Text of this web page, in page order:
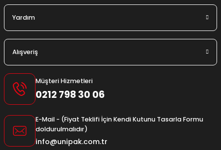
Yardım
Alışveriş
Müşteri Hizmetleri
0212 798 30 06
E-Mail - (Fiyat Teklifi İçin Kendi Kutunu Tasarla Formu
doldurulmalıdır)
info@unipak.com.tr